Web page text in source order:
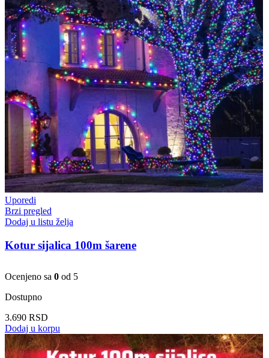
Uporedi
Brzi pregled
Dodaj u listu želja
Kotur sijalica 100m šarene
Ocenjeno sa 0 od 5
Dostupno
3.690 RSD
Dodaj u korpu